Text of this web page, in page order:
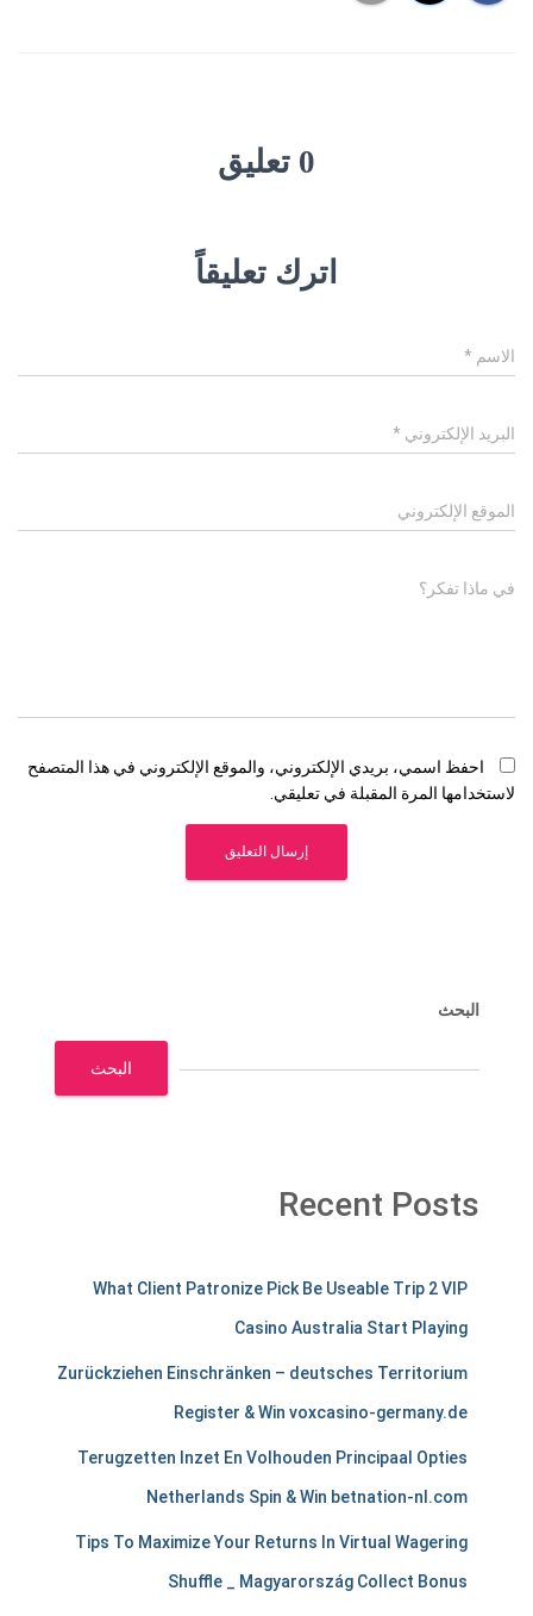
0 تعليق
اترك تعليقاً
الاسم *
البريد الإلكتروني *
الموقع الإلكتروني
في ماذا تفكر؟
احفظ اسمي، بريدي الإلكتروني، والموقع الإلكتروني في هذا المتصفح
لاستخدامها المرة المقبلة في تعليقي.
البحث
البحث
Recent Posts
e
c
h
a
n
What Client Patronize Pick Be Useable Trip 2 VIP
Casino Australia Start Playing
Zurückziehen Einschränken – deutsches Territorium
Register & Win voxcasino-germany.de
Terugzetten Inzet En Volhouden Principaal Opties
Netherlands Spin & Win betnation-nl.com
Tips To Maximize Your Returns In Virtual Wagering
Shuffle _ Magyarország Collect Bonus